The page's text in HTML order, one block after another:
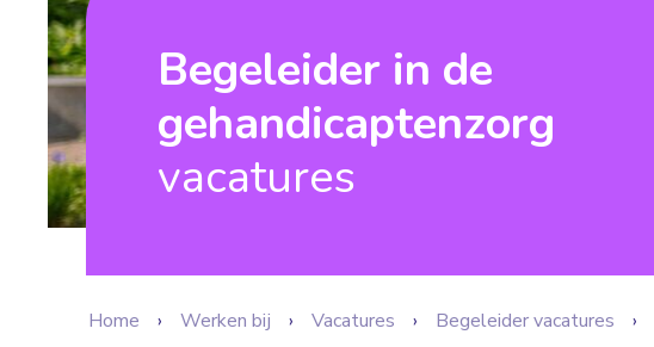
Begeleider in de
gehandicaptenzorg
vacatures
Home Werken bij Vacatures Begeleider vacatures